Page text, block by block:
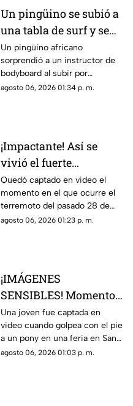
Un pingüino se subió a
una tabla de surf y se
viraliza
Un pingüino africano
sorprendió a un instructor de
bodyboard al subir por
iniciativa propia a su tabla y
agosto 06, 2026 01:34 p. m.
¡Impactante! Así se
vivió el fuerte
terremoto en el
quirófano de un
hospital
Quedó captado en video el
momento en el que ocurre el
terremoto del pasado 28 de
julio en Japón al interior de un
agosto 06, 2026 01:23 p. m.
¡IMÁGENES
SENSIBLES! Momento
en el que mujer golpea
a un pony durante una
feria
Una joven fue captada en
video cuando golpea con el pie
a un pony en una feria en San
Luis Potosí; el hecho ha
agosto 06, 2026 01:03 p. m.